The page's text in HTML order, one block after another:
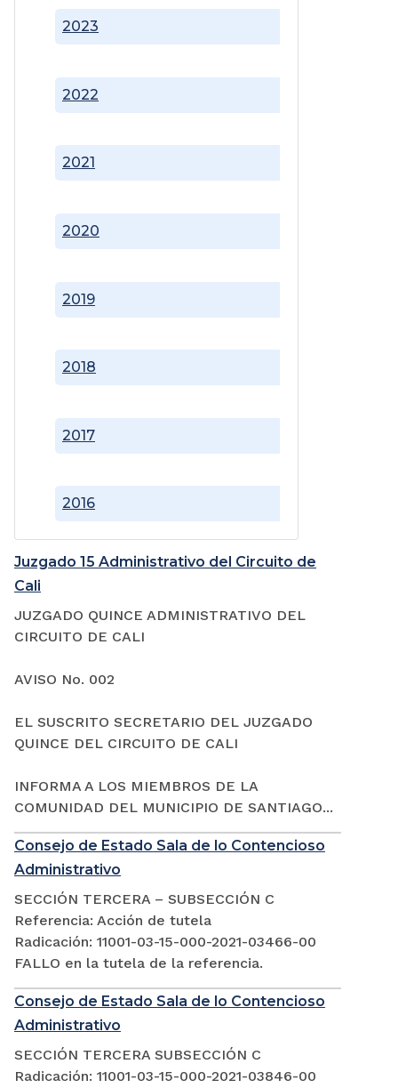
2016
2017
2018
2019
2020
2021
2022
2023
Juzgado 15 Administrativo del Circuito de
Cali
JUZGADO QUINCE ADMINISTRATIVO DEL
CIRCUITO DE CALI
AVISO No. 002
EL SUSCRITO SECRETARIO DEL JUZGADO
QUINCE DEL CIRCUITO DE CALI
INFORMA A LOS MIEMBROS DE LA
COMUNIDAD DEL MUNICIPIO DE SANTIAGO...
Consejo de Estado Sala de lo Contencioso
Administrativo
SECCIÓN TERCERA – SUBSECCIÓN C
Referencia: Acción de tutela
Radicación: 11001-03-15-000-2021-03466-00
FALLO en la tutela de la referencia.
Consejo de Estado Sala de lo Contencioso
Administrativo
SECCIÓN TERCERA SUBSECCIÓN C
Radicación: 11001-03-15-000-2021-03846-00